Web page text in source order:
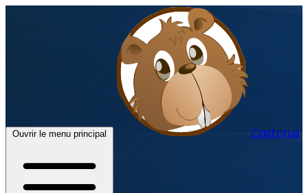
Ouvrir le menu principal Castorus